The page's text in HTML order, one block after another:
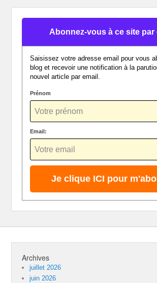
Abonnez-vous à ce site par
Saisissez votre adresse email pour vous
blog et recevoir une notification à la
nouvel article par email.
Prénom
Email:
Archives
juillet 2026
juin 2026